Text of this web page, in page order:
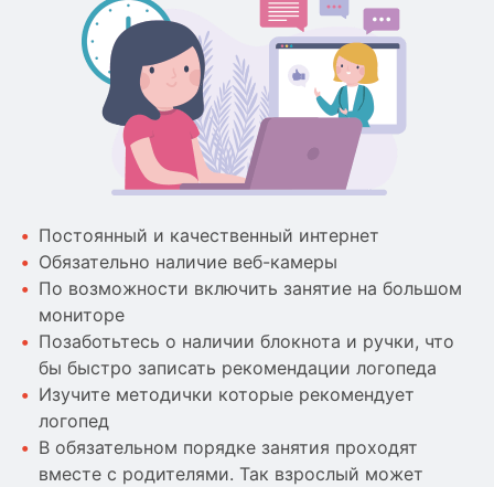
Постоянный и качественный интернет
Обязательно наличие веб-камеры
По возможности включить занятие на большом
мониторе
Позаботьтесь о наличии блокнота и ручки, что
бы быстро записать рекомендации логопеда
Изучите методички которые рекомендует
логопед
В обязательном порядке занятия проходят
вместе с родителями. Так взрослый может